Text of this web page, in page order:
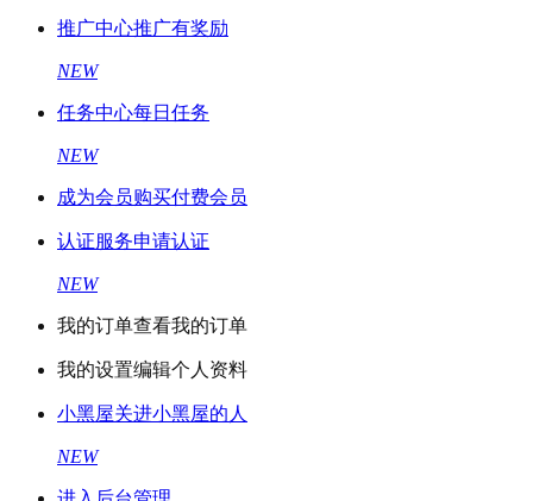
推广中心推广有奖励
NEW
任务中心每日任务
NEW
成为会员购买付费会员
认证服务申请认证
NEW
我的订单查看我的订单
我的设置编辑个人资料
小黑屋关进小黑屋的人
NEW